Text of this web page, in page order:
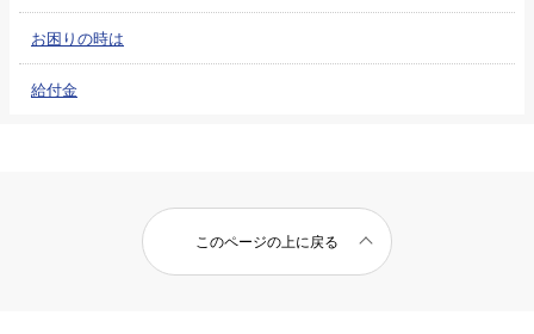
お困りの時は
給付金
このページの上に戻る